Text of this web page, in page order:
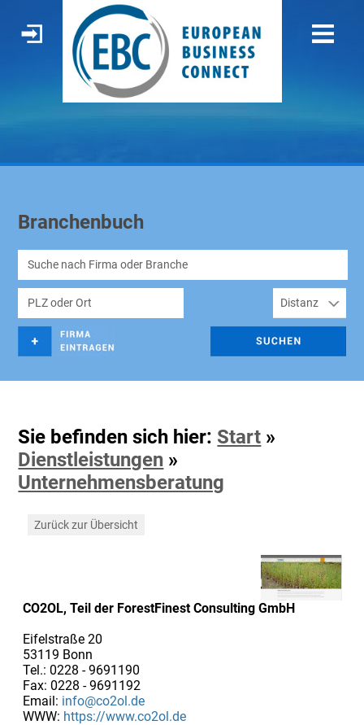
Branchenbuch
Sie befinden sich hier: Start »
Dienstleistungen »
Unternehmensberatung
Zurück zur Übersicht
CO2OL, Teil der ForestFinest Consulting GmbH
Eifelstraße 20
53119 Bonn
Tel.: 0228 - 9691190
Fax: 0228 - 9691192
Email: info@co2ol.de
WWW: https://www.co2ol.de